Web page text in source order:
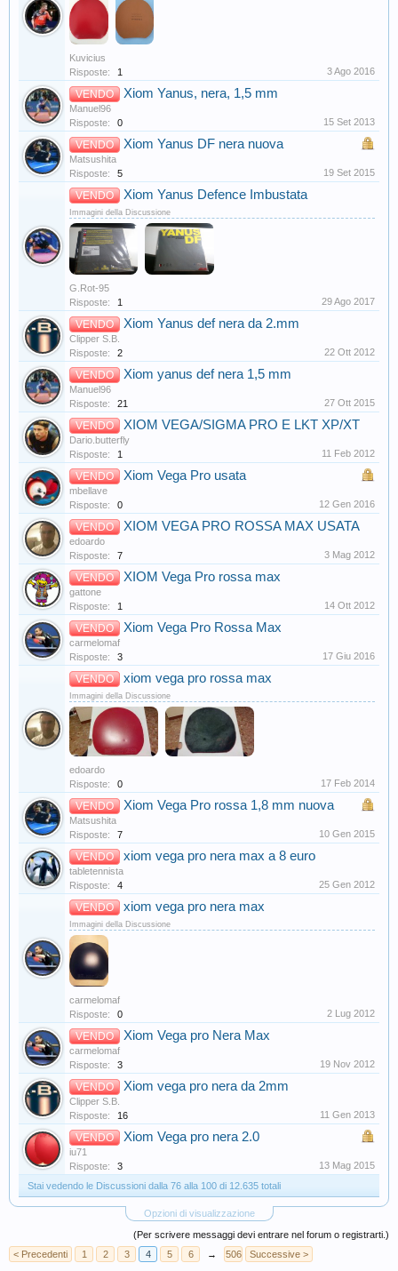
Kuvicius
Risposte:
1 3 Ago 2016
VENDO Xiom Yanus, nera, 1,5 mm
Manuel96
Risposte:
0 15 Set 2013
VENDO Xiom Yanus DF nera nuova
Matsushita
Risposte:
5 19 Set 2015
VENDO Xiom Yanus Defence Imbustata
Immagini della Discussione
G.Rot-95
Risposte:
1 29 Ago 2017
VENDO Xiom Yanus def nera da 2.mm
Clipper S.B.
Risposte:
2 22 Ott 2012
VENDO Xiom yanus def nera 1,5 mm
Manuel96
Risposte:
21 27 Ott 2015
VENDO XIOM VEGA/SIGMA PRO E LKT XP/XT
Dario.butterfly
Risposte:
1 11 Feb 2012
VENDO Xiom Vega Pro usata
mbellave
Risposte:
0 12 Gen 2016
VENDO XIOM VEGA PRO ROSSA MAX USATA
edoardo
Risposte:
7 3 Mag 2012
VENDO XIOM Vega Pro rossa max
gattone
Risposte:
1 14 Ott 2012
VENDO Xiom Vega Pro Rossa Max
carmelomaf
Risposte:
3 17 Giu 2016
VENDO xiom vega pro rossa max
Immagini della Discussione
edoardo
Risposte:
0 17 Feb 2014
VENDO Xiom Vega Pro rossa 1,8 mm nuova
Matsushita
Risposte:
7 10 Gen 2015
VENDO xiom vega pro nera max a 8 euro
tabletennista
Risposte:
4 25 Gen 2012
VENDO xiom vega pro nera max
Immagini della Discussione
carmelomaf
Risposte:
0 2 Lug 2012
VENDO Xiom Vega pro Nera Max
carmelomaf
Risposte:
3 19 Nov 2012
VENDO Xiom vega pro nera da 2mm
Clipper S.B.
Risposte:
16 11 Gen 2013
VENDO Xiom Vega pro nera 2.0
iu71
Risposte:
3
13 Mag 2015
Stai vedendo le Discussioni dalla 76 alla 100 di 12.635 totali
Opzioni di visualizzazione
(Per scrivere messaggi devi entrare nel forum o registrarti.)
< Precedenti
1 2 3 4 5 6 → 506 Successive >